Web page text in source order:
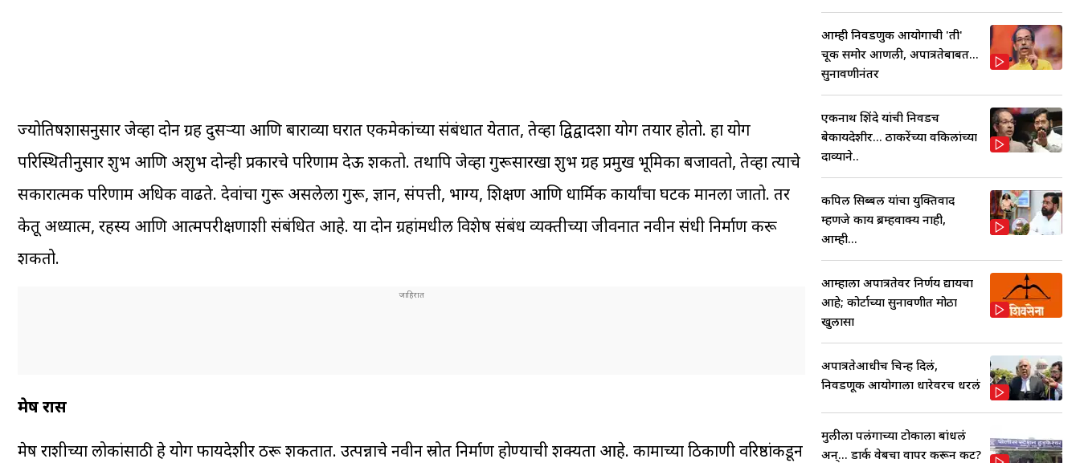
ज्योतिषशास्त्रानुसार जेव्हा दोन ग्रह दुसऱ्या आणि बाराव्या घरात एकमेकांच्या संबंधात येतात, तेव्हा द्विद्वादशा योग तयार होतो. हा योग
परिस्थितीनुसार शुभ आणि अशुभ दोन्ही प्रकारचे परिणाम देऊ शकतो. तथापि जेव्हा गुरूसारखा शुभ ग्रह प्रमुख भूमिका बजावतो, तेव्हा त्याचे
सकारात्मक परिणाम अधिक वाढते. देवांचा गुरू असलेला गुरू, ज्ञान, संपत्ती, भाग्य, शिक्षण आणि धार्मिक कार्यांचा घटक मानला जातो. तर
केतू अध्यात्म, रहस्य आणि आत्मपरीक्षणाशी संबंधित आहे. या दोन ग्रहांमधील विशेष संबंध व्यक्तीच्या जीवनात नवीन संधी निर्माण करू
शकतो.
मेष रास
मेष राशीच्या लोकांसाठी हे योग फायदेशीर ठरू शकतात. उत्पन्नाचे नवीन स्रोत निर्माण होण्याची शक्यता आहे. कामाच्या ठिकाणी वरिष्ठांकडून
आम्ही निवडणुक आयोगाची 'ती'
चूक समोर आणली, अपात्रतेबाबत...
सुनावणीनंतर
एकनाथ शिंदे यांची निवडच
बेकायदेशीर... ठाकरेंच्या वकिलांच्या
दाव्याने..
कपिल सिब्बल यांचा युक्तिवाद
म्हणजे काय ब्रम्हवाक्य नाही,
आम्ही...
आम्हाला अपात्रतेवर निर्णय द्यायचा
आहे; कोर्टाच्या सुनावणीत मोठा
खुलासा
अपात्रतेआधीच चिन्ह दिलं,
निवडणूक आयोगाला धारेवरच धरलं
मुलीला पलंगाच्या टोकाला बांधलं
अन्... डार्क वेबचा वापर करून कट?